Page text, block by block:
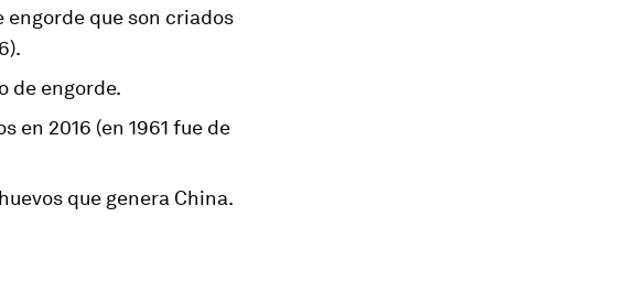
engorde que son criados
de engorde.
en 2016 (en 1961 fue de
que genera China.